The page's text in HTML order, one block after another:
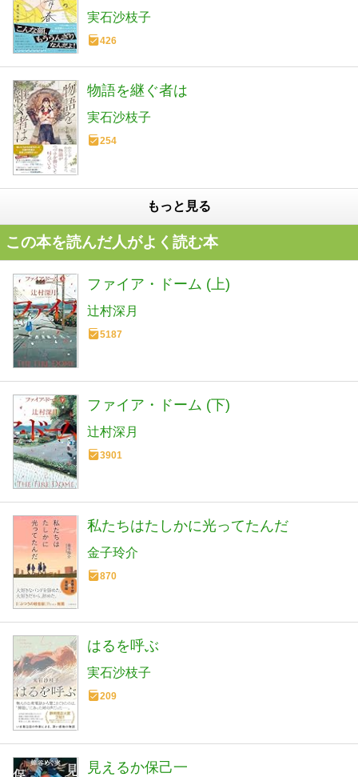
実石沙枝子
426
物語を継ぐ者は
実石沙枝子
254
もっと見る
この本を読んだ人がよく読む本
ファイア・ドーム (上)
辻村深月
5187
ファイア・ドーム (下)
辻村深月
3901
私たちはたしかに光ってたんだ
金子玲介
870
はるを呼ぶ
実石沙枝子
209
見えるか保己一